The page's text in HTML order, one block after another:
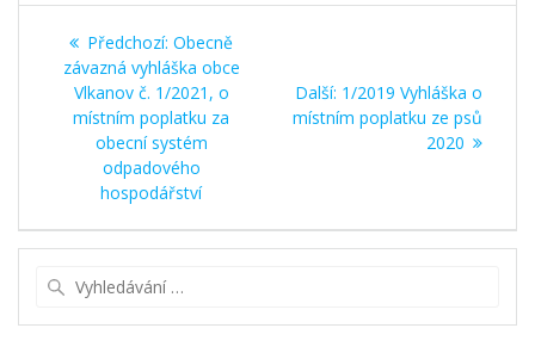
Navigace
pro
příspěvek
Předchozí: Předchozí
příspěvek:
Obecně
závazná vyhláška obce
Vlkanov č. 1/2021, o
místním poplatku za
obecní systém
odpadového
hospodářství
Další: Další
příspěvek:
1/2019 Vyhláška o
místním poplatku ze psů
2020